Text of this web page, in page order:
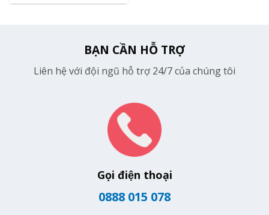
BẠN CẦN HỖ TRỢ
Liên hệ với đội ngũ hỗ trợ 24/7 của chúng tôi
Gọi điện thoại
0888 015 078